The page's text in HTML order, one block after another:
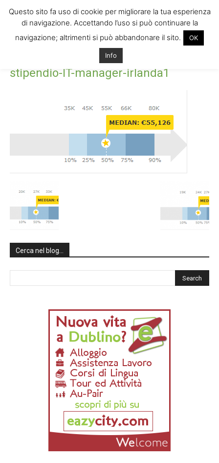
stipendio-IT-manager-irlanda1
stipendio-IT-manager-irlanda1
Cerca nel blog…
Questo sito fa uso di cookie per migliorare la tua esperienza
di navigazione. Accettando l’uso si può continuare la
navigazione; altrimenti si può abbandonare il sito.
OK
Info